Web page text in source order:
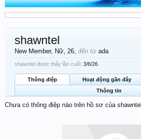
shawntel
New Member, Nữ, 26, đến từ ada
shawntel được thấy lần cuối: 3/6/26
Thông điệp Hoạt động gần đây
Thông tin
Chưa có thông điệp nào trên hồ sơ của shawntel.